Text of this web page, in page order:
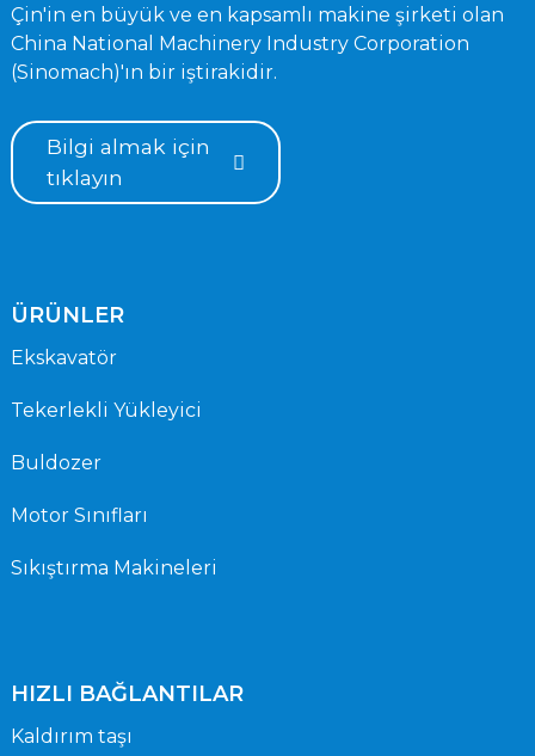
Çin'in en büyük ve en kapsamlı makine şirketi olan
China National Machinery Industry Corporation
(Sinomach)'ın bir iştirakidir.
Bilgi almak için
tıklayın
ÜRÜNLER
Ekskavatör
Tekerlekli Yükleyici
Buldozer
Motor Sınıfları
Sıkıştırma Makineleri
HIZLI BAĞLANTILAR
Kaldırım taşı